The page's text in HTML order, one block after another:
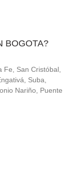
BOGOTA?
Fe, San Cristóbal,
Suba,
Nariño, Puente